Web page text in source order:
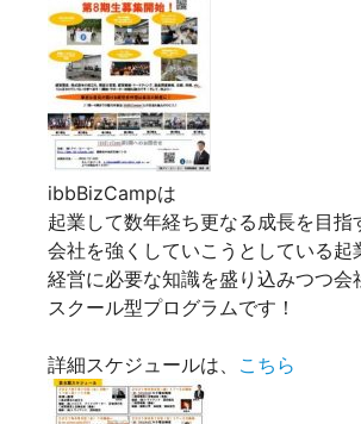
ibbBizCampは
起業して数年経ち更なる成長を目指
会社を強くしていこうとしている起
経営に必要な知識を盛り込みつつ会
スクール型プログラムです！
詳細スケジュールは、 こちら